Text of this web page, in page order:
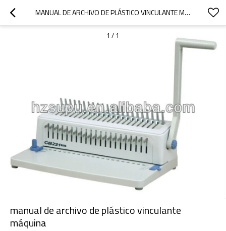
MANUAL DE ARCHIVO DE PLÁSTICO VINCULANTE MÁQUINA
1 / 1
manual de archivo de plástico vinculante
máquina